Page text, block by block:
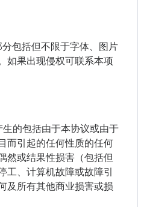
包括但不限于字体、图片
如果出现侵权可联系本项
的包括由于本协议或由于
而引起的任何性质的任何
然或结果性损害（包括但
工、计算机故障或故障引
及所有其他商业损害或损